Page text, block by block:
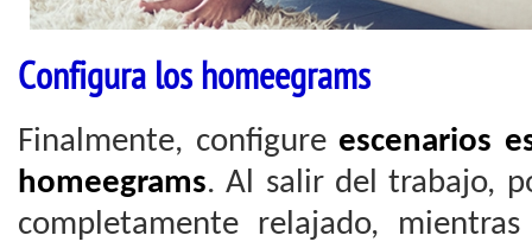
Configura los homeegrams
Finalmente, configure escenarios
homeegrams. Al salir del trabajo,
completamente relajado,